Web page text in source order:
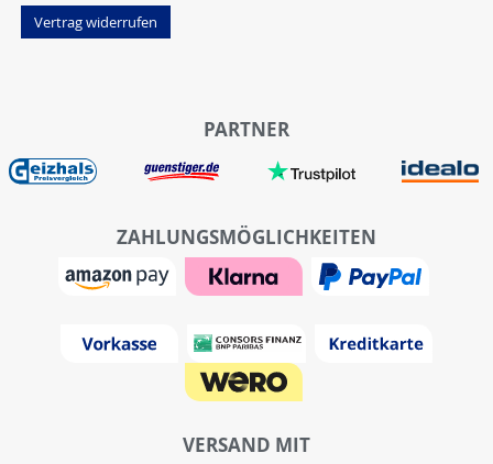
Vertrag widerrufen
PARTNER
ZAHLUNGSMÖGLICHKEITEN
VERSAND MIT